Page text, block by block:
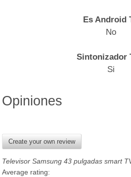
Es Android
No
Sintonizador
Si
Opiniones
Create your own review
Televisor Samsung 43 pulgadas smart
Average rating: